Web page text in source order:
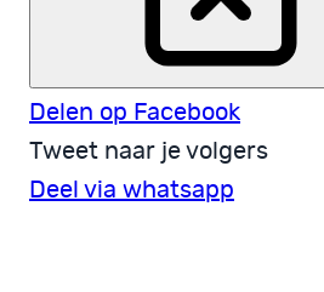
Delen op Facebook
Tweet naar je volgers
Deel via whatsapp